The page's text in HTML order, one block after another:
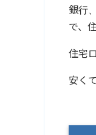
銀行
で、
住宅
安く